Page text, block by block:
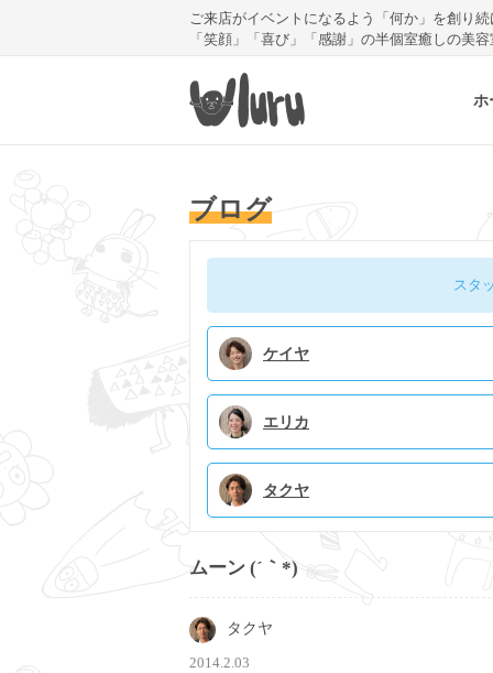
ご来店がイベントになるよう「何か」を創り続
「笑顔」「喜び」「感謝」の半個室癒しの美
ホ
ブログ
スタ
ケイヤ
エリカ
タクヤ
ムーン (´｀*)
タクヤ
2014.2.03